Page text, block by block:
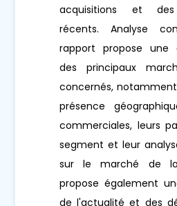
acquisitions et des
récents. Analyse
rapport propose une
des principaux
concernés,
présence
commerciales, leurs
segment et leur
sur le marché de
propose également
de l'actualité et des